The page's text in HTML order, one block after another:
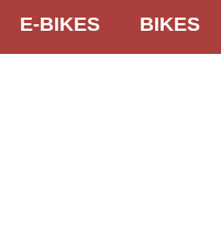
E-BIKES BIKES